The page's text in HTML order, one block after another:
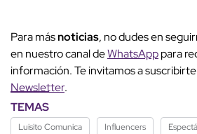
Para másnoticias, no dudes en
en nuestro canal deWhatsApppara
información. Te invitamos a suscribirte
Newsletter.
TEMAS
Luisito Comunica Influencers